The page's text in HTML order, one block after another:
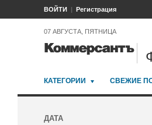
ВОЙТИ Регистрация
07 АВГУСТА, ПЯТНИЦА
КАТЕГОРИИ СВЕЖИЕ
ДАТА